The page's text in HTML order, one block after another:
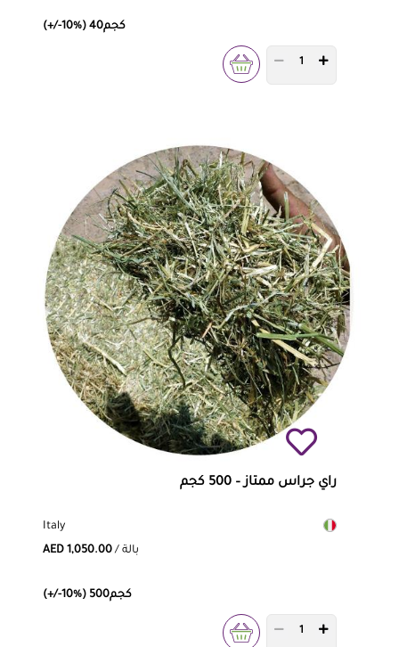
(+/-10%) 40كجم
PRODUCT QUANTITY
راي جراس ممتاز – 500 كجم
Italy
AED 1,050.00
/ بالة
(+/-10%) 500كجم
PRODUCT QUANTITY